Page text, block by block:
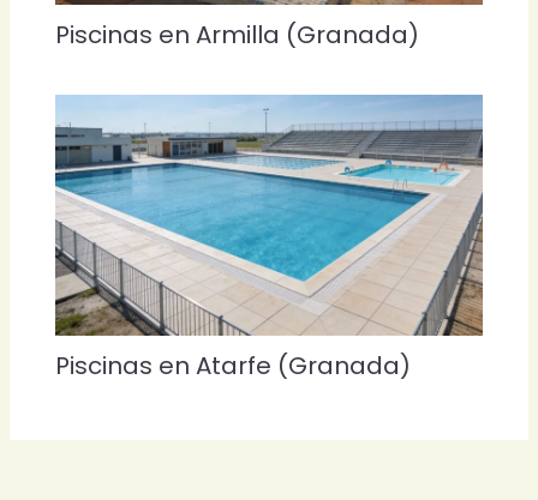
Piscinas en Armilla (Granada)
Piscinas en Atarfe (Granada)